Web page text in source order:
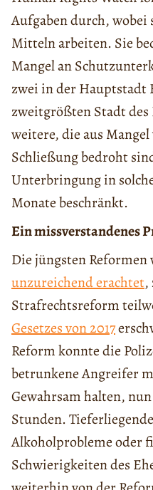
Aufgaben durch,
Mitteln arbeiten. Sie
Mangel an
zwei in der Hauptstadt
zweitgrößten Stadt des
weitere, die aus
Schließung bedroht
Unterbringung in
Monate beschränkt.
Ein missverstandenes
Die jüngsten
unzureichend erachtet,
Strafrechtsreform
Gesetzes von 2017
Reform konnte die
betrunkene Angreifer
Gewahrsam halten,
Stunden.
Alkoholprobleme oder
Schwierigkeiten des